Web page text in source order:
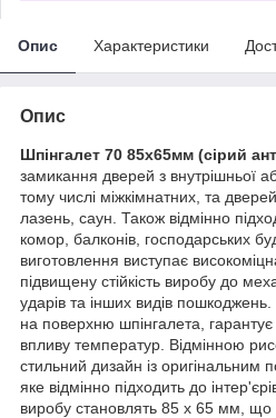
Опис Характеристики
Опис
Шпінгалет 70 85х65мм (сірий
замикання дверей з внутрішньої
тому числі міжкімнатних, та
лазень, саун. Також відмінно
комор, балконів, господарських
виготовлення виступає
підвищену стійкість виробу до
ударів та інших видів
на поверхню шпінгалета, гарантує
впливу температур. Відмінною
стильний дизайн із оригінальним
яке відмінно підходить до
виробу становлять 85 х 65 мм, що